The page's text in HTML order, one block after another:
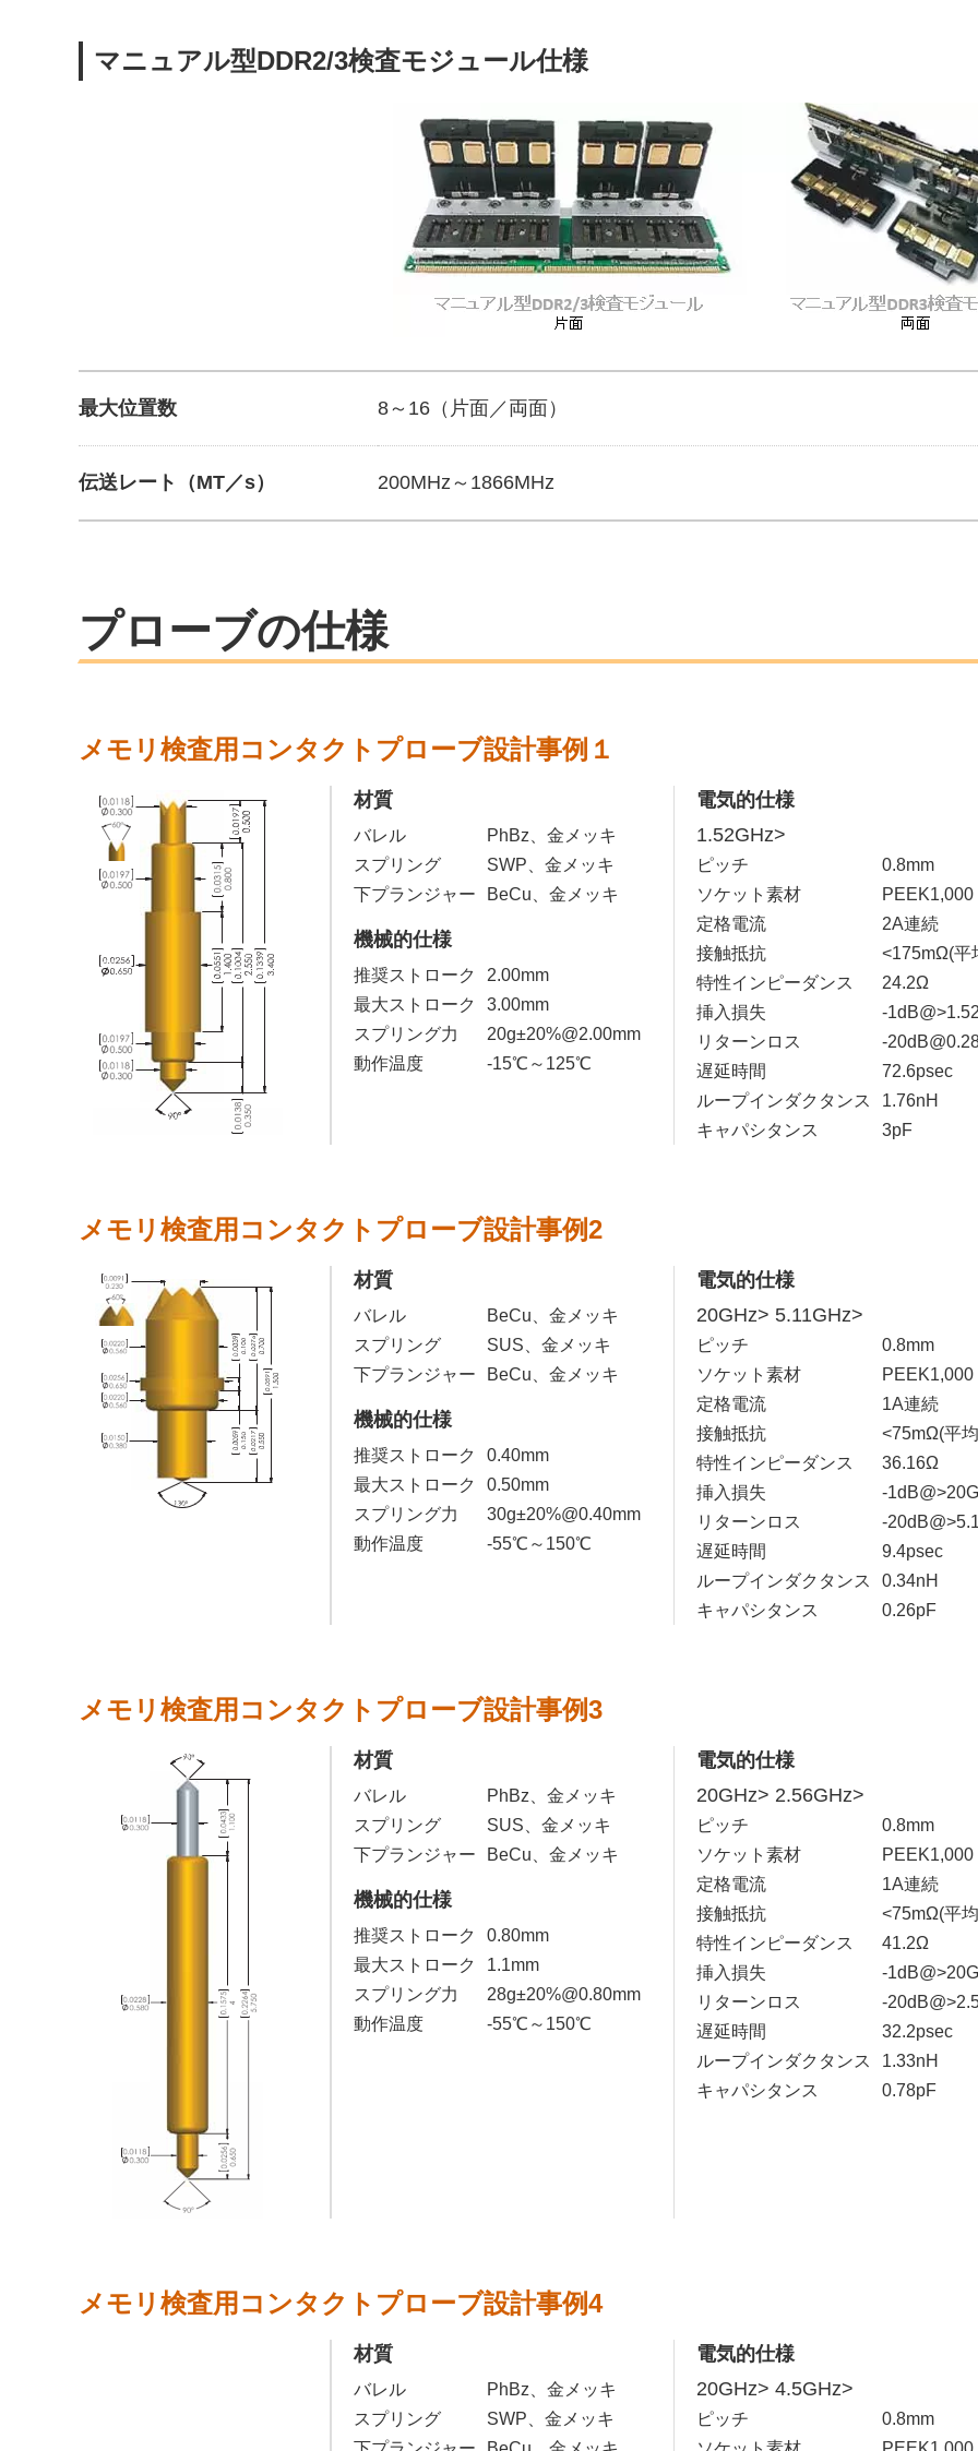
マニュアル型DDR2/3検査モジュール仕様
最大位置数 8～16（片面／両面）
伝送レート（MT／s） 200MHz～1866MHz
プローブの仕様
メモリ検査用コンタクトプローブ設計事例１
材質
バレル
PhBz、金メッキ
スプリング
SWP、金メッキ
下プランジャー
BeCu、金メッキ
機械的仕様
推奨ストローク
2.00mm
最大ストローク
3.00mm
スプリング力
20g±20%@2.00mm
動作温度
-15℃～125℃
電気的仕様
1.52GHz>
ピッチ
0.8mm
ソケット素材
PEEK1,000
定格電流
2A連続
接触抵抗
<175mΩ(平
特性インピーダンス
24.2Ω
挿入損失
-
リターンロス
-
遅延時間
72.6psec
ループインダクタンス
1.76nH
キャパシタンス
3pF
メモリ検査用コンタクトプローブ設計事例2
材質
バレル
BeCu、金メッキ
スプリング
SUS、金メッキ
下プランジャー
BeCu、金メッキ
機械的仕様
推奨ストローク
0.40mm
最大ストローク
0.50mm
スプリング力
30g±20%@0.40mm
動作温度
-55℃～150℃
電気的仕様
20GHz> 5.11GHz>
ピッチ
0.8mm
ソケット素材
PEEK1,000
定格電流
1A連続
接触抵抗
<75mΩ(平
特性インピーダンス
36.16Ω
挿入損失
-
リターンロス
-
遅延時間
9.4psec
ループインダクタンス
0.34nH
キャパシタンス
0.26pF
メモリ検査用コンタクトプローブ設計事例3
材質
バレル
PhBz、金メッキ
スプリング
SUS、金メッキ
下プランジャー
BeCu、金メッキ
機械的仕様
推奨ストローク
0.80mm
最大ストローク
1.1mm
スプリング力
28g±20%@0.80mm
動作温度
-55℃～150℃
電気的仕様
20GHz> 2.56GHz>
ピッチ
0.8mm
ソケット素材
PEEK1,000
定格電流
1A連続
接触抵抗
<75mΩ(平
特性インピーダンス
41.2Ω
挿入損失
-
リターンロス
-
遅延時間
32.2psec
ループインダクタンス
1.33nH
キャパシタンス
0.78pF
メモリ検査用コンタクトプローブ設計事例4
材質
バレル
PhBz、金メッキ
スプリング
SWP、金メッキ
電気的仕様
20GHz> 4.5GHz>
ピッチ
0.8mm